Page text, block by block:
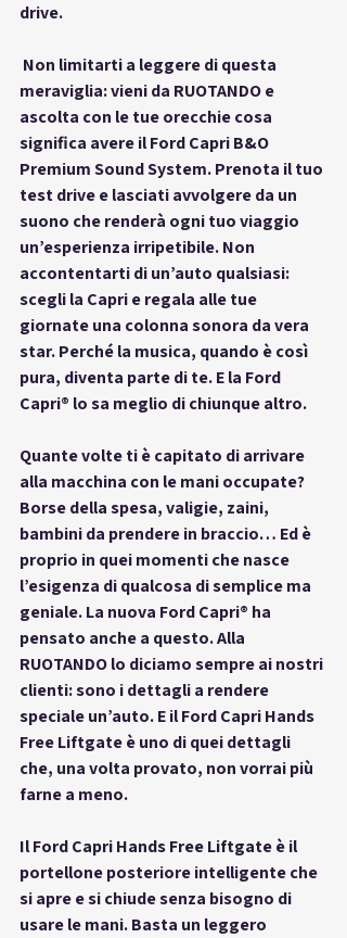
drive.
meraviglia: vieni da RUOTANDO e
ascolta con le tue orecchie cosa
significa avere il Ford Capri B&O
Premium Sound System. Prenota il tuo
test drive e lasciati avvolgere da un
suono che renderà ogni tuo viaggio
un’esperienza irripetibile. Non
accontentarti di un’auto qualsiasi:
scegli la Capri e regala alle tue
giornate una colonna sonora da vera
star. Perché la musica, quando è così
pura, diventa parte di te. E la Ford
Capri® lo sa meglio di chiunque altro.
Quante volte ti è capitato di arrivare
alla macchina con le mani occupate?
Borse della spesa, valigie, zaini,
bambini da prendere in braccio… Ed è
proprio in quei momenti che nasce
l’esigenza di qualcosa di semplice ma
geniale. La nuova Ford Capri® ha
pensato anche a questo. Alla
RUOTANDO lo diciamo sempre ai nostri
clienti: sono i dettagli a rendere
speciale un’auto. E il Ford Capri Hands
Free Liftgate è uno di quei dettagli
che, una volta provato, non vorrai più
farne a meno.
Il Ford Capri Hands Free Liftgate è il
portellone posteriore intelligente che
si apre e si chiude senza bisogno di
usare le mani. Basta un leggero